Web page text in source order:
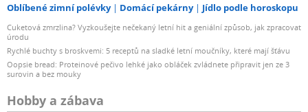
Oblíbené zimní polévky Domácí pekárny Jídlo podle horoskopu
Cuketová zmrzlina? Vyzkoušejte nečekaný letní hit a geniální způsob, jak zpracovat
úrodu
Rychlé buchty s broskvemi: 5 receptů na sladké letní moučníky, které mají šťávu
Oopsie bread: Proteinové pečivo lehké jako obláček zvládnete připravit jen ze 3
surovin a bez mouky
Hobby a zábava